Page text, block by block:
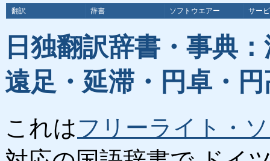
翻訳 辞書 ソフトウエアー サー
日独翻訳辞書・事典
遠足・延滞・円卓・
これはフリーライト・